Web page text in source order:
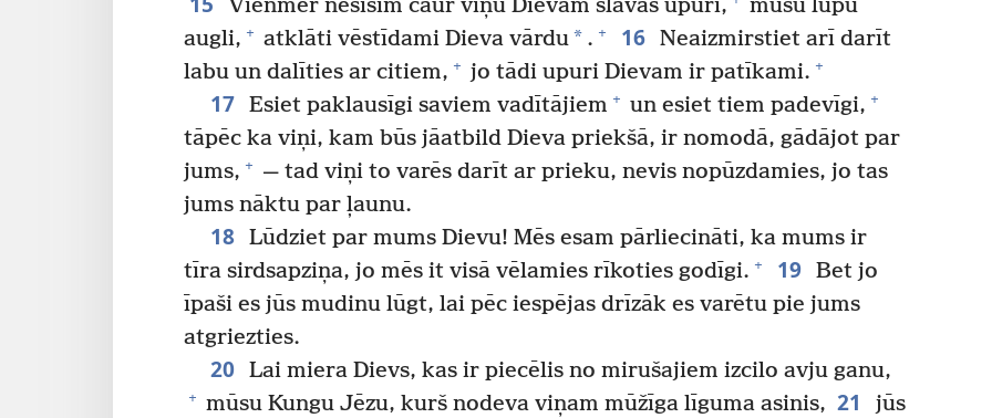
Vienmēr nesīsim caur viņu Dievam slavas upuri,
mūsu lūpu
augli, + atklāti vēstīdami Dieva vārdu* . + 16 Neaizmirstiet arī darīt
labu un dalīties ar citiem, + jo tādi upuri Dievam ir patīkami. +
17 Esiet paklausīgi saviem vadītājiem + un esiet tiem padevīgi, +
tāpēc ka viņi, kam būs jāatbild Dieva priekšā, ir nomodā, gādājot par
jums, + — tad viņi to varēs darīt ar prieku, nevis nopūzdamies, jo tas
jums nāktu par ļaunu.
18 Lūdziet par mums Dievu! Mēs esam pārliecināti, ka mums ir
tīra sirdsapziņa, jo mēs it visā vēlamies rīkoties godīgi. + 19 Bet jo
īpaši es jūs mudinu lūgt, lai pēc iespējas drīzāk es varētu pie jums
atgriezties.
20 Lai miera Dievs, kas ir piecēlis no mirušajiem izcilo avju ganu,
+ mūsu Kungu Jēzu, kurš nodeva viņam mūžīga līguma asinis, 21
jūs